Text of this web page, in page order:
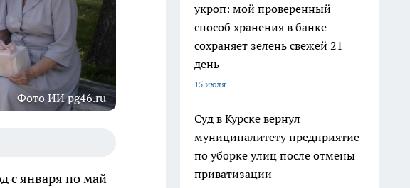
Фото ИИ pg46.ru
с января по май
укроп: мой проверенный
способ хранения в банке
сохраняет зелень свежей 21
день
15 июля
Суд в Курске вернул
муниципалитету предприятие
по уборке улиц после отмены
приватизации